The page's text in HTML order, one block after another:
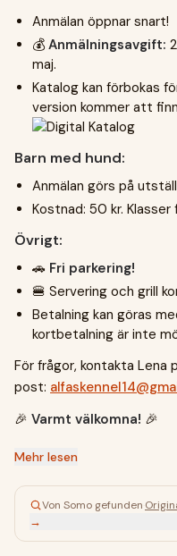
Anmälan öppnar snart!
💰 Anmälningsavgift:
maj.
Katalog kan förbokas
version kommer att
Barn med hund:
Anmälan görs på
Kostnad: 50 kr. Klasser
Övrigt:
🚗 Fri parkering!
🍔 Servering och grill
Betalning kan göras
kortbetalning är inte
För frågor, kontakta Lena
post:
🎉 Varmt välkomna! 🎉
Mehr lesen
Von Somo gefunden
→